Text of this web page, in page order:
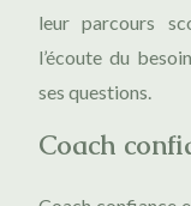
leur parcours
l’écoute du
ses questions.
Coach